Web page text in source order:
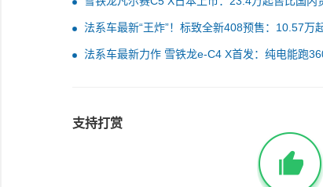
法系车最新“王炸”！标致全新408预售：10.57万
法系车最新力作 雪铁龙e-C4 X首发：纯电能跑
支持打赏